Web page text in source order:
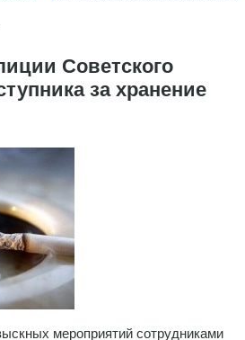
Советского
за хранение
мероприятий сотрудниками